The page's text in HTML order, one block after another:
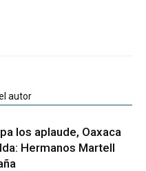
autor
los aplaude, Oaxaca
Hermanos Martell